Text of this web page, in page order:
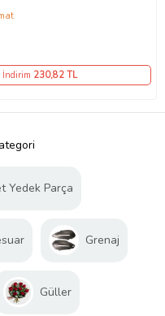
İndirim 230,82 TL
Yedek Parça
Grenaj
Güller